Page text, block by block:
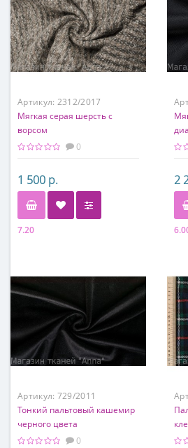
Артикул: 2312/2017
Мягкая серая шерсть с
ворсом
0
1 500 р.
7.20
2
Артикул: 729/2011
Тонкий пальтовый кашемир
черного цвета
0